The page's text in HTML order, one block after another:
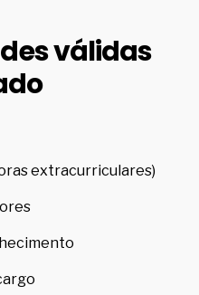
válidas
extracurriculares)